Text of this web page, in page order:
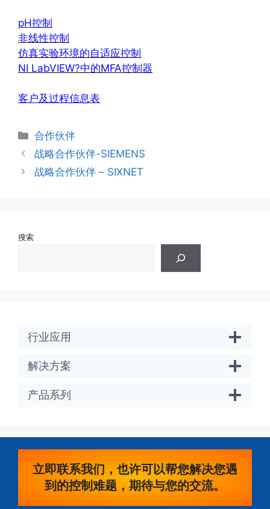
pH控制
非线性控制
仿真实验环境的自适应控制
NI LabVIEW?中的MFA控制器
客户及过程信息表
分
类
合作伙伴
战略合作伙伴-SIEMENS
战略合作伙伴 – SIXNET
搜索
行业应用
解决方案
产品系列
立即联系我们，也许可以帮您解决您遇
到的控制难题，期待与您的交流。